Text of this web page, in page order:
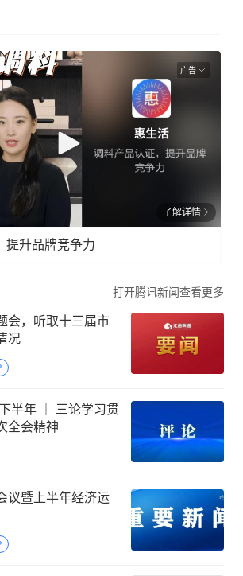
广告
了解详情
提升品牌竞争力
打开腾讯新闻查看更多
会，听取十三届市
况
半年 ｜ 三论学习贯
全会精神
议暨上半年经济运